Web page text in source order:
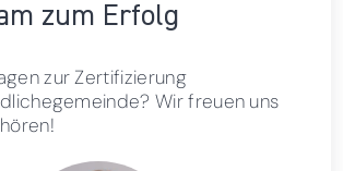
zum Erfolg
zur Zertifizierung
Wir freuen uns